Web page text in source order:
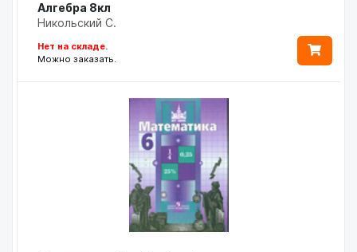
Алгебра 8кл
Никольский С.
Нет на складе.
Можно заказать.